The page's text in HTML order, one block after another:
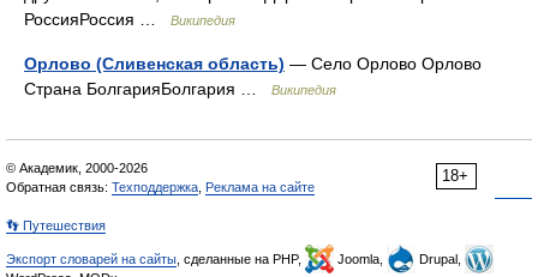
РоссияРоссия …
Википедия
Орлово (Сливенская область) — Село Орлово Орлово
Страна БолгарияБолгария …
Википедия
18+
© Академик, 2000-2026
Обратная связь: Техподдержка Реклама на сайте
👣 Путешествия
Экспорт словарей на сайты , сделанные на PHP, Joomla,
Drupal,